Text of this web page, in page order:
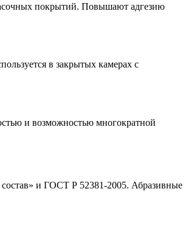
покрытий. Повышают адгезию
в закрытых камерах с
и возможностью многократной
и ГОСТ Р 52381-2005. Абразивные